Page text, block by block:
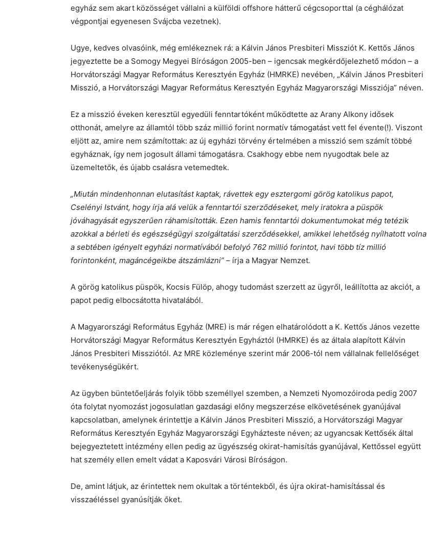
egyház sem akart közösséget vállalni a külföldi offshore hátterű cégcsoporttal (a céghálózat
végpontjai egyenesen Svájcba vezetnek).
Ugye, kedves olvasóink, még emlékeznek rá: a Kálvin János Presbiteri Missziót K. Kettős János
jegyeztette be a Somogy Megyei Bíróságon 2005-ben – igencsak megkérdőjelezhető módon – a
Horvátországi Magyar Református Keresztyén Egyház (HMRKE) nevében, „Kálvin János Presbiteri
Misszió, a Horvátországi Magyar Református Keresztyén Egyház Magyarországi Missziója” néven.
Ez a misszió éveken keresztül egyedüli fenntartóként működtette az Arany Alkony idősek
otthonát, amelyre az államtól több száz millió forint normatív támogatást vett fel évente(!). Viszont
eljött az, amire nem számítottak: az új egyházi törvény értelmében a misszió sem számít többé
egyháznak, így nem jogosult állami támogatásra. Csakhogy ebbe nem nyugodtak bele az
üzemeltetők, és újabb csalásra vetemedtek.
„Miután mindenhonnan elutasítást kaptak, rávettek egy esztergomi görög katolikus papot,
Cselényi Istvánt, hogy írja alá velük a fenntartói szerződéseket, mely iratokra a püspök
jóváhagyását egyszerűen ráhamisították. Ezen hamis fenntartói dokumentumokat még tetézik
azokkal a bérleti és egészségügyi szolgáltatási szerződésekkel, amikkel lehetőség nyílhatott volna
a sebtében igényelt egyházi normatívából befolyó 762 millió forintot, havi több tíz millió
forintonként, magáncégeikbe átszámlázni” – írja a Magyar Nemzet.
A görög katolikus püspök, Kocsis Fülöp, ahogy tudomást szerzett az ügyről, leállította az akciót, a
papot pedig elbocsátotta hivatalából.
A Magyarországi Református Egyház (MRE) is már régen elhatárolódott a K. Kettős János vezette
Horvátországi Magyar Református Keresztyén Egyháztól (HMRKE) és az általa alapított Kálvin
János Presbiteri Missziótól. Az MRE közleménye szerint már 2006-tól nem vállalnak fellelőséget
tevékenységükért.
Az ügyben büntetőeljárás folyik több személlyel szemben, a Nemzeti Nyomozóiroda pedig 2007
óta folytat nyomozást jogosulatlan gazdasági előny megszerzése elkövetésének gyanújával
kapcsolatban, amelynek érintettje a Kálvin János Presbiteri Misszió, a Horvátországi Magyar
Református Keresztyén Egyház Magyarországi Egyházteste néven; az ugyancsak Kettősék által
bejegyeztetett intézmény ellen pedig az ügyészség okirat-hamisítás gyanújával, Kettőssel együtt
hat személy ellen emelt vádat a Kaposvári Városi Bíróságon.
De, amint látjuk, az érintettek nem okultak a történtekből, és újra okirat-hamisítással és
visszaéléssel gyanúsítják őket.